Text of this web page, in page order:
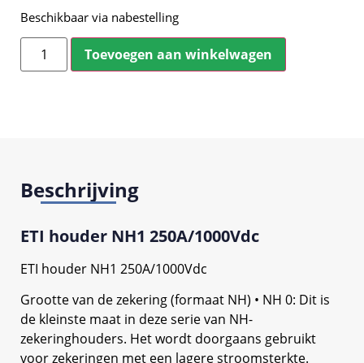
Beschikbaar via nabestelling
Toevoegen aan winkelwagen
Beschrijving
ETI houder NH1 250A/1000Vdc
ETI houder NH1 250A/1000Vdc
Grootte van de zekering (formaat NH) • NH 0: Dit is
de kleinste maat in deze serie van NH-
zekeringhouders. Het wordt doorgaans gebruikt
voor zekeringen met een lagere stroomsterkte.